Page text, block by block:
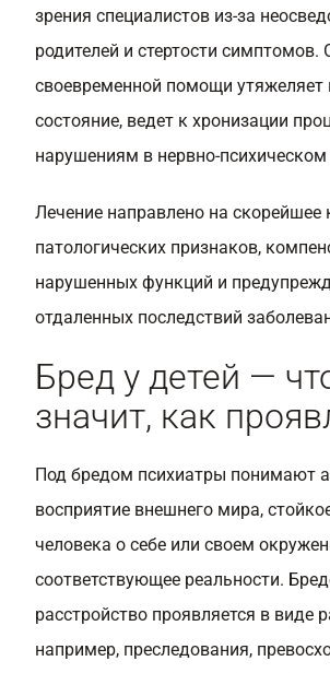
зрения специалистов из-за
родителей и стертости симптомов.
своевременной помощи утяжеляет
состояние, ведет к хронизации
нарушениям в нервно-психическом
Лечение направлено на скорейшее
патологических признаков,
нарушенных функций и
отдаленных последствий
Бред у детей —
значит, как
Под бредом психиатры понимают
восприятие внешнего мира,
человека о себе или своем
соответствующее реальности.
расстройство проявляется в виде
например, преследования,